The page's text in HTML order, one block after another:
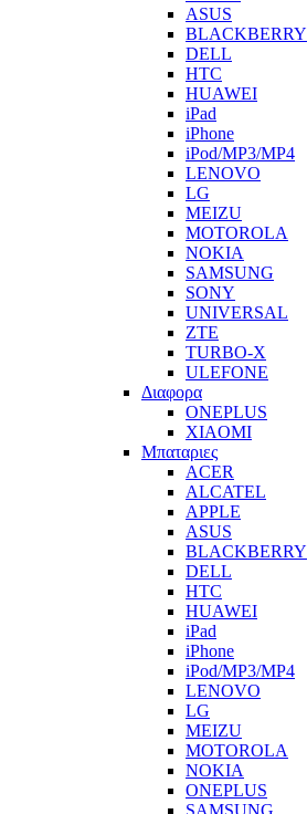
ASUS
BLACKBERRY
DELL
HTC
HUAWEI
iPad
iPhone
iPod/MP3/MP4
LENOVO
LG
MEIZU
MOTOROLA
NOKIA
SAMSUNG
SONY
UNIVERSAL
ZTE
TURBO-X
ULEFONE
Διαφορα
ONEPLUS
XIAOMI
Μπαταριες
ACER
ALCATEL
APPLE
ASUS
BLACKBERRY
DELL
HTC
HUAWEI
iPad
iPhone
iPod/MP3/MP4
LENOVO
LG
MEIZU
MOTOROLA
NOKIA
ONEPLUS
SAMSUNG